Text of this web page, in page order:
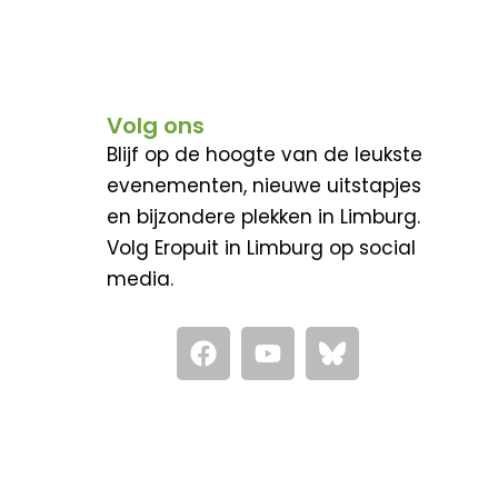
Volg ons
Blijf op de hoogte van de leukste
evenementen, nieuwe uitstapjes
en bijzondere plekken in Limburg.
Volg Eropuit in Limburg op social
media.
F
a
c
Y
o
u